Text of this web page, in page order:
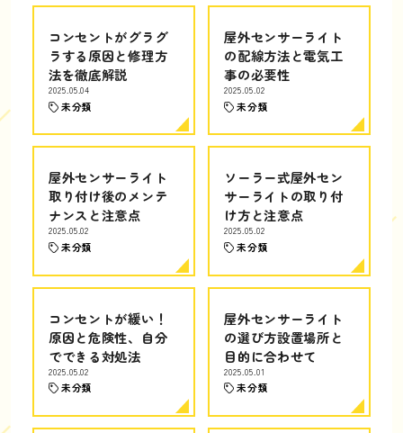
コンセントがグラグ
ラする原因と修理方
法を徹底解説
2025.05.04
未分類
屋外センサーライト
の配線方法と電気工
事の必要性
2025.05.02
未分類
屋外センサーライト
取り付け後のメンテ
ナンスと注意点
2025.05.02
未分類
ソーラー式屋外セン
サーライトの取り付
け方と注意点
2025.05.02
未分類
コンセントが緩い！
原因と危険性、自分
でできる対処法
2025.05.02
未分類
屋外センサーライト
の選び方設置場所と
目的に合わせて
2025.05.01
未分類